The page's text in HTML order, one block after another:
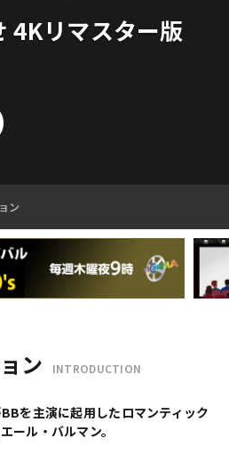
4Kリマスター版
ン
ン INTRODUCTION
を主演に起用したロマンティック
ール・バルマン。